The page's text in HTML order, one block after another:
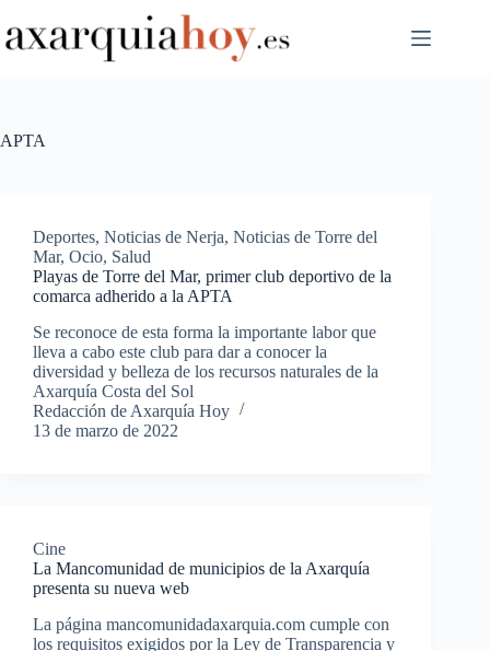
al
contenido
APTA
Deportes, Noticias de Nerja, Noticias de Torre del
Mar, Ocio, Salud
Playas de Torre del Mar, primer club deportivo de la
comarca adherido a la APTA
Se reconoce de esta forma la importante labor que
lleva a cabo este club para dar a conocer la
diversidad y belleza de los recursos naturales de la
Axarquía Costa del Sol
Redacción de Axarquía Hoy
13 de marzo de 2022
Cine
La Mancomunidad de municipios de la Axarquía
presenta su nueva web
La página mancomunidadaxarquia.com cumple con
los requisitos exigidos por la Ley de Transparencia y